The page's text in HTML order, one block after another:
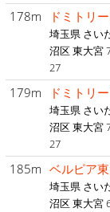
178m ドミトリ
埼玉県 さい
沼区 東大宮
27
179m ドミトリ
埼玉県 さい
沼区 東大宮
27
185m ベルピア
埼玉県 さい
沼区 東大宮